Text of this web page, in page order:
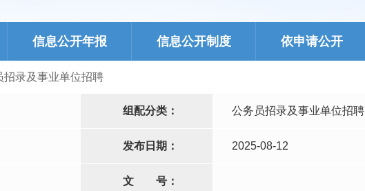
信息公开年报 信息公开制度 依申请公开
招录及事业单位招聘
组配分类： 公务员招录及事业单位招聘
发布日期： 2025-08-12
文 号：